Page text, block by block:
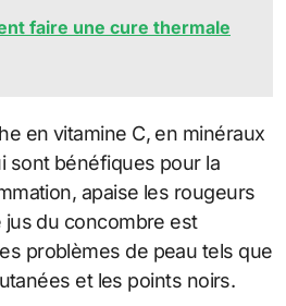
faire une cure thermale
en vitamine C, en minéraux
sont bénéfiques pour la
apaise les rougeurs
jus du concombre est
problèmes de peau tels que
et les points noirs.